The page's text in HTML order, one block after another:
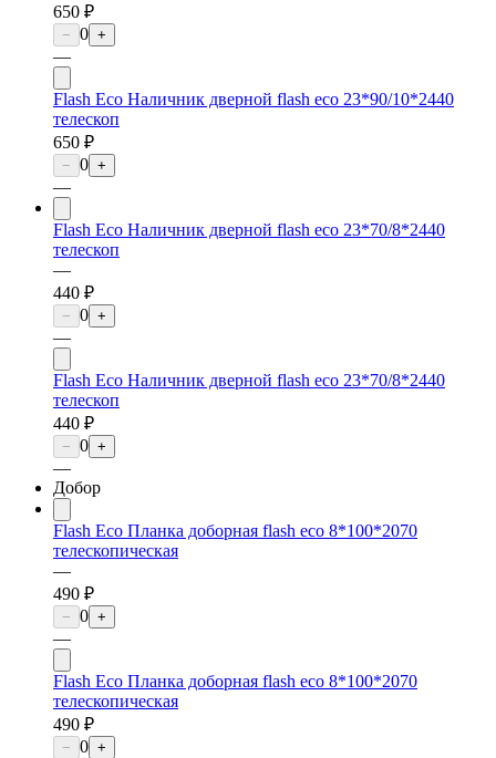
650 ₽
− 0 +
—
Flash Eco Наличник дверной flash eco 23*90/10*2440
телескоп
650 ₽
− 0 +
—
Flash Eco Наличник дверной flash eco 23*70/8*2440
телескоп
—
440 ₽
− 0 +
—
Flash Eco Наличник дверной flash eco 23*70/8*2440
телескоп
440 ₽
− 0 +
—
Добор
Flash Eco Планка доборная flash eco 8*100*2070
телескопическая
—
490 ₽
− 0 +
—
Flash Eco Планка доборная flash eco 8*100*2070
телескопическая
490 ₽
− 0 +